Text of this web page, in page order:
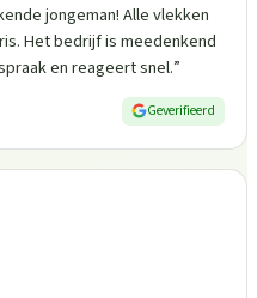
jongeman! Alle vlekken
Het bedrijf is meedenkend
en reageert snel.”
Geverifieerd